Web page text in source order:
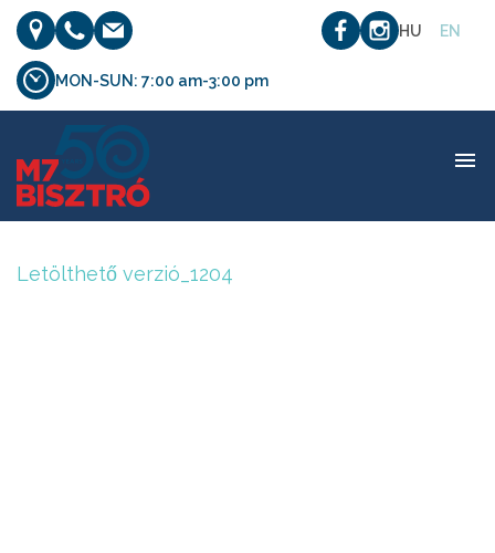
HU EN
MON-SUN: 7:00 am-3:00 pm
Letölthető verzió_1204